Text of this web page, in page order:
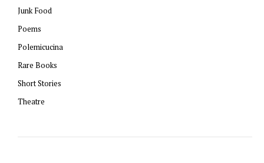
Junk Food
Poems
Polemicucina
Rare Books
Short Stories
Theatre